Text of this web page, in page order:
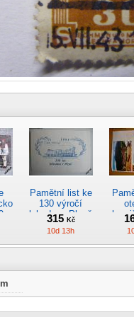
Pamětní list ke
130 výročí
lokodepa Plzeň
*2963
315 Kč
10d 13h
Časopis